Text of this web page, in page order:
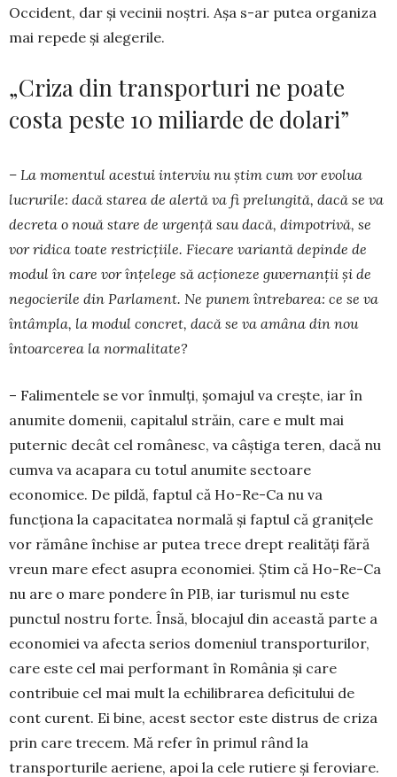
Occident, dar și vecinii noștri. Așa s-ar putea organiza
mai repede și alegerile.
„Criza din transporturi ne poate
costa peste 10 miliarde de dolari”
– La momentul acestui interviu nu știm cum vor evolua
lucrurile: dacă starea de alertă va fi prelungită, dacă se va
decreta o nouă stare de urgență sau dacă, dimpotrivă, se
vor ridica toate restricțiile. Fiecare variantă depinde de
modul în care vor înțelege să acționeze guvernanții și de
negocierile din Parlament. Ne punem întrebarea: ce se va
întâmpla, la modul concret, dacă se va amâna din nou
întoarcerea la normalitate?
– Falimentele se vor înmulți, șomajul va crește, iar în
anumite domenii, capitalul străin, care e mult mai
puternic decât cel românesc, va câștiga teren, dacă nu
cumva va acapara cu totul anumite sec­toare
economice. De pildă, faptul că Ho-Re-Ca nu va
funcționa la capacitatea normală și faptul că gra­nițele
vor rămâne închise ar putea trece drept rea­lități fără
vreun mare efect asupra economiei. Știm că Ho-Re-Ca
nu are o mare pondere în PIB, iar turismul nu este
punctul nostru forte. Însă, blo­cajul din această parte a
economiei va afecta serios do­meniul transporturilor,
care este cel mai perfor­mant în România și care
contribuie cel mai mult la echi­librarea deficitului de
cont curent. Ei bine, acest sector este distrus de criza
prin care trecem. Mă refer în primul rând la
transporturile aeriene, apoi la cele rutiere și feroviare.